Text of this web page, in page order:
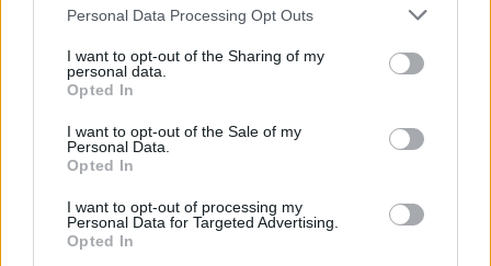
Please note that this website/app uses one or more Google
not limited to your visit or usage behaviour. You may click to
grant or deny consent to Google and its third-party tags to
use your data for below specified purposes in below Google
consent section.
Personal Data Processing Opt Outs
I want to opt-out of the Sharing of my
personal data.
Opted In
I want to opt-out of the Sale of my
Personal Data.
Opted In
I want to opt-out of processing my
Personal Data for Targeted Advertising.
Opted In
μόνο 2 ημέρες στα χέρια σας
ΑΣΕΠ: Εξ αποστάσεως η πιο Εύκολη
Πιστοποίηση Υπολογιστών σε 2